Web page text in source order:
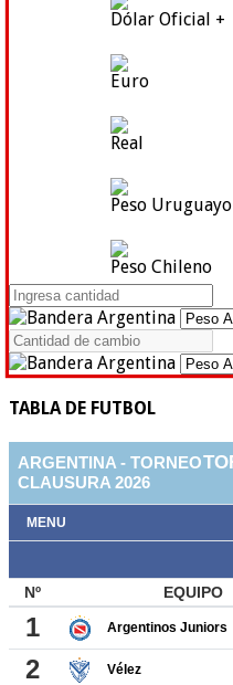
Dólar Oficial +
Euro
Real
Peso Uruguayo
Peso Chileno
TABLA DE FUTBOL